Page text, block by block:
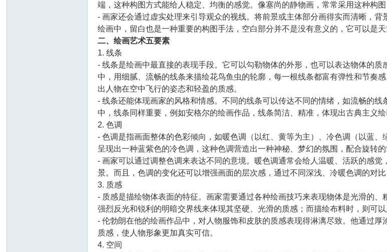
端，这种构图方式能给人稳定、均衡的感觉。像塞尚的静物画，常常采用这种构
- 画家还会通过虚实处理来引导观众的视线。将前景或主体部分画得实而清晰，
绘画中，留白也是一种重要的构图手法，空白部分并不是没有意义的，它可以是
二、绘画艺术五要素
1. 线条
- 线条是绘画中最直接的表现手段。它可以勾勒物体的外形，也可以表达物体的
中，用细腻、流畅的线条来描绘花鸟鱼虫的轮廓，每一根线条都富有弹性和节奏
出人物在空中飞行的姿态和轻盈的质感。
- 线条还能体现画家的风格和情感。不同的线条可以传达不同的情绪，如流畅的
中，线条同样重要，例如安格尔的绘画作品，线条简洁、精准，体现出古典主义绘
2. 色调
- 色调是指画面整体的色彩倾向，如暖色调（以红、黄等为主）、冷色调（以蓝
呈现出一种蓝紫色的冷色调，这种色调营造出一种神秘、梦幻的氛围，配合旋转
- 画家可以通过调整色调来表达不同的意境。暖色调通常会给人温暖、活跃的感
景。而且，色调的变化还可以增强画面的层次感，通过不同深浅、冷暖色调的对比
3. 质感
- 质感是描绘物体表面的特征。画家需要通过各种绘画技巧来表现物体是光滑的
强烈反光和锐利的明暗交界线来体现其坚硬、光滑的质感；而描绘布料时，则可
- 伦勃朗在他的绘画作品中，对人物服饰和皮肤的质感表现得淋漓尽致。他通过
质感，使人物形象更加真实可信。
4. 空间